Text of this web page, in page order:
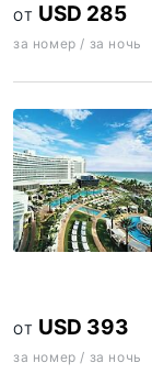
ОТ USD 285
за номер / за ночь
ОТ USD 393
за номер / за ночь